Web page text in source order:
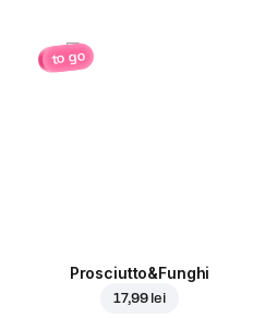
to go
Prosciutto&Funghi
17,99 lei